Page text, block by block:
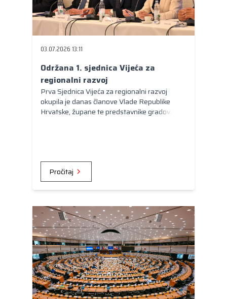
03.07.2026 13:11
Održana 1. sjednica Vijeća za
regionalni razvoj
Prva Sjednica Vijeća za regionalni razvoj
okupila je danas članove Vlade Republike
Hrvatske, župane te predstavnike gradova i
Pročitaj